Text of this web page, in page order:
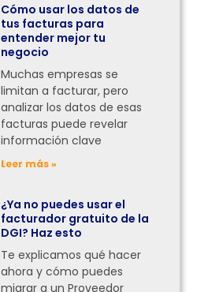
Cómo usar los datos de
tus facturas para
entender mejor tu
negocio
Muchas empresas se
limitan a facturar, pero
analizar los datos de esas
facturas puede revelar
información clave
Leer más »
¿Ya no puedes usar el
facturador gratuito de la
DGI? Haz esto
Te explicamos qué hacer
ahora y cómo puedes
migrar a un Proveedor